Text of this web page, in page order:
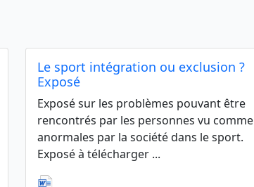
Le sport intégration ou exclusion ?
Exposé
Exposé sur les problèmes pouvant être
rencontrés par les personnes vu comme
anormales par la société dans le sport.
Exposé à télécharger ...